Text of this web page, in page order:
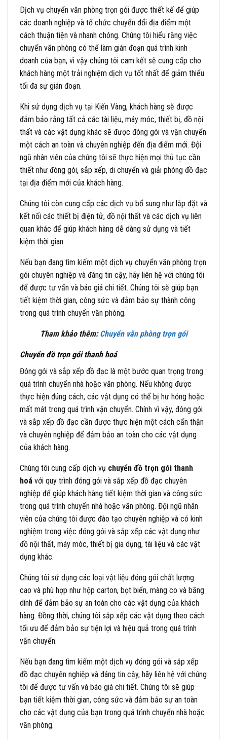
Dịch vụ chuyển văn phòng trọn gói được thiết kế để giúp
các doanh nghiệp và tổ chức chuyển đổi địa điểm một
cách thuận tiện và nhanh chóng. Chúng tôi hiểu rằng việc
chuyển văn phòng có thể làm gián đoạn quá trình kinh
doanh của bạn, vì vậy chúng tôi cam kết sẽ cung cấp cho
khách hàng một trải nghiệm dịch vụ tốt nhất để giảm thiểu
tối đa sự gián đoạn.
Khi sử dụng dịch vụ tại Kiến Vàng, khách hàng sẽ được
đảm bảo rằng tất cả các tài liệu, máy móc, thiết bị, đồ nội
thất và các vật dụng khác sẽ được đóng gói và vận chuyển
một cách an toàn và chuyên nghiệp đến địa điểm mới. Đội
ngũ nhân viên của chúng tôi sẽ thực hiện mọi thủ tục cần
thiết như đóng gói, sắp xếp, di chuyển và giải phóng đồ đạc
tại địa điểm mới của khách hàng.
Chúng tôi còn cung cấp các dịch vụ bổ sung như lắp đặt và
kết nối các thiết bị điện tử, đồ nội thất và các dịch vụ liên
quan khác để giúp khách hàng dễ dàng sử dụng và tiết
kiệm thời gian.
Nếu bạn đang tìm kiếm một dịch vụ chuyển văn phòng trọn
gói chuyên nghiệp và đáng tin cậy, hãy liên hệ với chúng tôi
để được tư vấn và báo giá chi tiết. Chúng tôi sẽ giúp bạn
tiết kiệm thời gian, công sức và đảm bảo sự thành công
trong quá trình chuyển văn phòng.
Tham khảo thêm:Chuyển văn phòng trọn gói
Chuyển đồ trọn gói thanh hoá
Đóng gói và sắp xếp đồ đạc là một bước quan trọng trong
quá trình chuyển nhà hoặc văn phòng. Nếu không được
thực hiện đúng cách, các vật dụng có thể bị hư hỏng hoặc
mất mát trong quá trình vận chuyển. Chính vì vậy, đóng gói
và sắp xếp đồ đạc cần được thực hiện một cách cẩn thận
và chuyên nghiệp để đảm bảo an toàn cho các vật dụng
của khách hàng.
Chúng tôi cung cấp dịch vụ chuyển đồ trọn gói thanh
hoá với quy trình đóng gói và sắp xếp đồ đạc chuyên
nghiệp để giúp khách hàng tiết kiệm thời gian và công sức
trong quá trình chuyển nhà hoặc văn phòng. Đội ngũ nhân
viên của chúng tôi được đào tạo chuyên nghiệp và có kinh
nghiệm trong việc đóng gói và sắp xếp các vật dụng như
đồ nội thất, máy móc, thiết bị gia dụng, tài liệu và các vật
dụng khác.
Chúng tôi sử dụng các loại vật liệu đóng gói chất lượng
cao và phù hợp như hộp carton, bọt biển, màng co và băng
dính để đảm bảo sự an toàn cho các vật dụng của khách
hàng. Đồng thời, chúng tôi sắp xếp các vật dụng theo cách
tối ưu để đảm bảo sự tiện lợi và hiệu quả trong quá trình
vận chuyển.
Nếu bạn đang tìm kiếm một dịch vụ đóng gói và sắp xếp
đồ đạc chuyên nghiệp và đáng tin cậy, hãy liên hệ với chúng
tôi để được tư vấn và báo giá chi tiết. Chúng tôi sẽ giúp
bạn tiết kiệm thời gian, công sức và đảm bảo sự an toàn
cho các vật dụng của bạn trong quá trình chuyển nhà hoặc
văn phòng.